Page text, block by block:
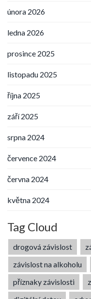
února 2026
ledna 2026
prosince 2025
listopadu 2025
října 2025
září 2025
srpna 2024
července 2024
června 2024
května 2024
Tag Cloud
drogová závislost
závislost na alkoholu
příznaky závislosti